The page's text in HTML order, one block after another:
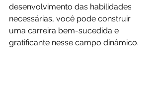
desenvolvimento das habilidades
necessárias, você pode construir
uma carreira bem-sucedida e
gratificante nesse campo dinâmico.